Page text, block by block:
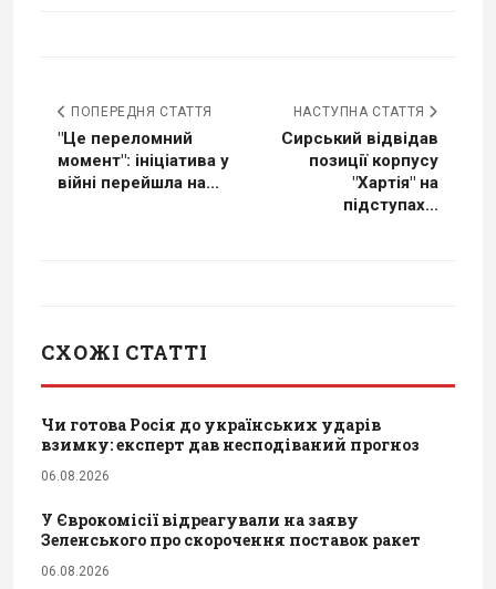
ПОПЕРЕДНЯ СТАТТЯ
"Це переломний
момент": ініціатива у
війні перейшла на...
НАСТУПНА СТАТТЯ
Сирський відвідав
позиції корпусу
"Хартія" на
підступах...
СХОЖІ СТАТТІ
Чи готова Росія до українських ударів
взимку: експерт дав несподіваний прогноз
06.08.2026
У Єврокомісії відреагували на заяву
Зеленського про скорочення поставок ракет
06.08.2026